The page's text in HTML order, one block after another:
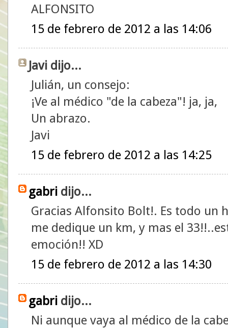
ALFONSITO
15 de febrero de 2012 a las 14:06
Javi dijo...
Julián, un consejo:
¡Ve al médico "de la cabeza"! ja, ja,
Un abrazo.
Javi
15 de febrero de 2012 a las 14:25
gabri dijo...
Gracias Alfonsito Bolt!. Es todo un
me dedique un km, y mas el
emoción!! XD
15 de febrero de 2012 a las 14:30
gabri dijo...
Ni aunque vaya al médico de la